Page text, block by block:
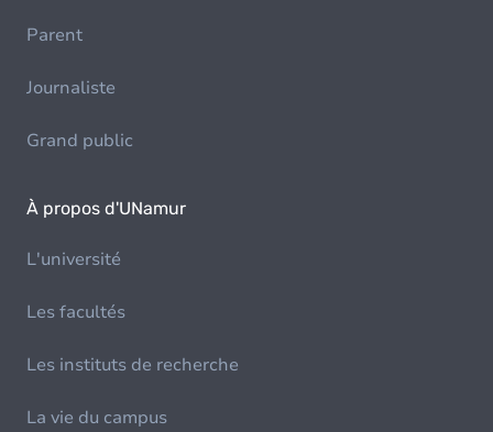
Parent
Journaliste
Grand public
À propos d'UNamur
L'université
Les facultés
Les instituts de recherche
La vie du campus